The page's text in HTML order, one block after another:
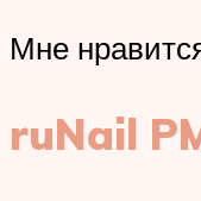
Мне
ruNail